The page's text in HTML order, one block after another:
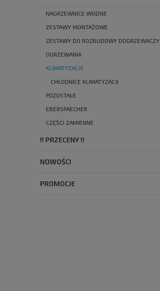
NAGRZEWNICE WODNE
ZESTAWY MONTAŻOWE
ZESTAWY DO ROZBUDOWY DOGRZEWACZY
OGRZEWANIA
KLIMATYZACJE
CHŁODNICE KLIMATYZACJI
POZOSTAŁE
EBERSPAECHER
CZĘŚCI ZAMIENNE
!! PRZECENY !!
NOWOŚCI
PROMOCJE